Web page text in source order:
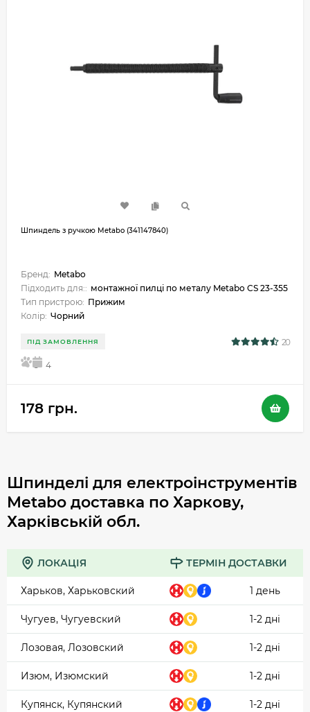
Шпиндель з ручкою Metabo (341147840)
Бренд: Metabo
Підходить для:: монтажної пилці по металу Metabo CS 23-355
Тип пристрою: Прижим
Колір: Чорний
ПІД ЗАМОВЛЕННЯ 20
5 4
178 грн.
Шпинделі для електроінструментів
Metabo доставка по Харкову,
Харківській обл.
ЛОКАЦІЯ ТЕРМІН ДОСТАВКИ
Харьков, Харьковский 1 день
Чугуев, Чугуевский 1-2 дні
Лозовая, Лозовский 1-2 дні
Изюм, Изюмский 1-2 дні
Купянск, Купянский 1-2 дні